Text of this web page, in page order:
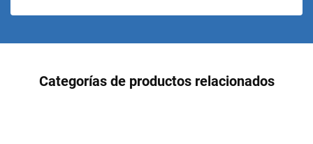
Categorías de productos relacionados